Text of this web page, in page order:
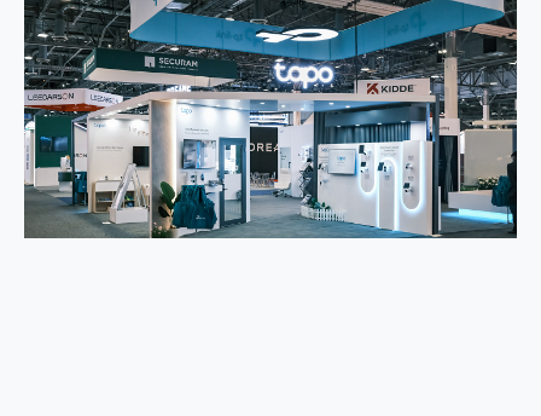
MSI Claw 掌機專屬配件包 來囉 完美保護 MSI Claw A1M-026TW 電競掌機
人像旗艦 vivo V30 系列 開箱 評測! 首搭蔡司光學鏡頭、攝影棚級柔光環、拍攝功能最好玩的美拍神機 vivo V30 Pro
多個願望一次滿足 超強散熱 微星 MSI Claw A1M-026TW 電競掌機 開箱 評測
一吸完美對位 擁有超強吸力與超好用的隱磁支架 O-ONE MAG 最會吸的行動電源 開箱 評測
業界首例百人盲測揭密，Shark EVOPOWER SYSTEM NEO+ 實測，如何精準解決居家清潔三大痛點？
OPPO 哈蘇 300mm 專業增距鏡實測：Find X9 Ultra 光學長焦隨手拍，紀錄生活就是這麼簡單
Motorola edge 70 pro 及 moto g37 power上市，登錄在送飛利浦氣炸鍋
近八千元的 Soundcore Liberty 5 Pro Max，有螢幕的耳機會是智商稅嗎?